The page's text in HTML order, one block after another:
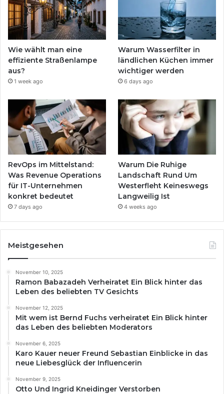
Wie wählt man eine
effiziente Straßenlampe
aus?
1 week ago
Warum Wasserfilter in
ländlichen Küchen immer
wichtiger werden
6 days ago
RevOps im Mittelstand:
Was Revenue Operations
für IT-Unternehmen
konkret bedeutet
7 days ago
Warum Die Ruhige
Landschaft Rund Um
Westerfleht Keineswegs
Langweilig Ist
4 weeks ago
Meistgesehen
November 10, 2025
Ramon Babazadeh Verheiratet Ein Blick hinter das
Leben des beliebten TV Gesichts
November 12, 2025
Mit wem ist Bernd Fuchs verheiratet Ein Blick hinter
das Leben des beliebten Moderators
November 6, 2025
Karo Kauer neuer Freund Sebastian Einblicke in das
neue Liebesglück der Influencerin
November 9, 2025
Otto Und Ingrid Kneidinger Verstorben